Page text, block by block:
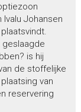
Johansen
geslaagde
is hij
de stoffelijke
van
reservering